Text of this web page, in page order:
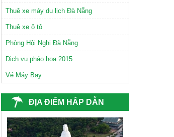
Thuê xe máy du lịch Đà Nẵng
Thuê xe ô tô
Phòng Hội Nghị Đà Nẵng
Dịch vụ pháo hoa 2015
Vé Máy Bay
ĐỊA ĐIỂM HẤP DẪN
CHÙA NAM SƠN ĐÀ NẴNG